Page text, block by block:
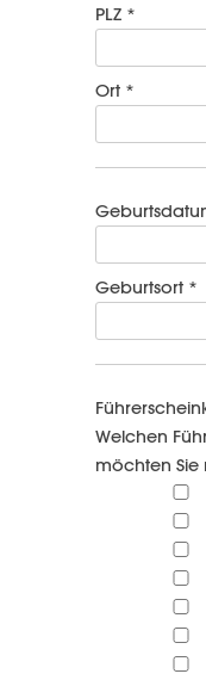
PLZ *
Ort *
Geburtsort *
Welchen
möchten